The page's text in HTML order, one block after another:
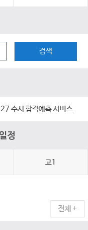
검색
수시 합격예측 서비스
정
고1
전체 +